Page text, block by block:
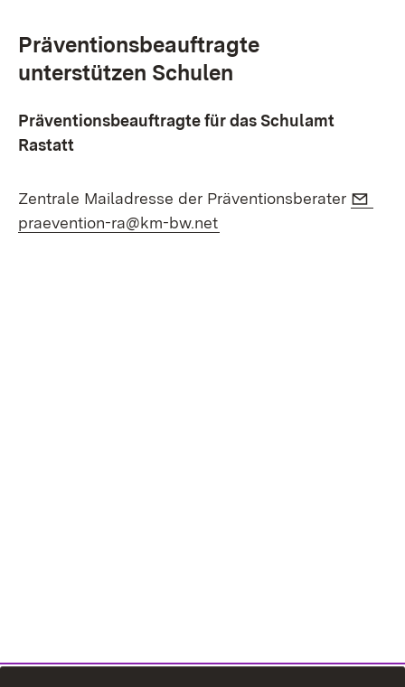
Präventionsbeauftragte
unterstützen Schulen
Präventionsbeauftragte für das Schulamt
Rastatt
Zentrale Mailadresse der Präventionsberater
praevention-ra@km-bw.net